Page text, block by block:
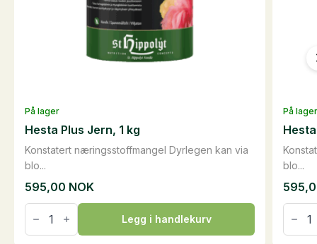
På lager
Konstatert næringsstoffmangel Dyrlegen kan via
blo...
Hesta Plus Jern, 1 kg
595,00 NOK
Hesta
Plus
Jern,
Legg i handlekurv
På lager
blo...
Hesta
Plus